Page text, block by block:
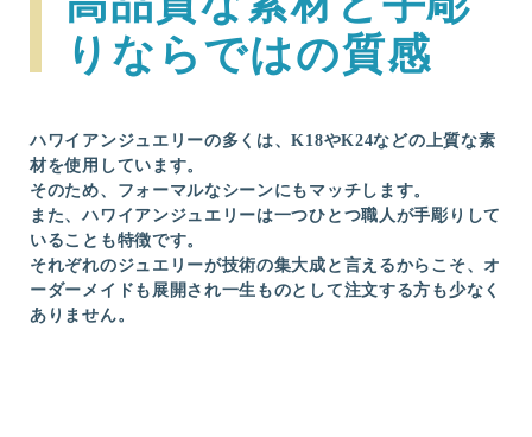
りならではの質感
ハワイアンジュエリーの多くは、K18やK24などの上質な素
材を使用しています。
そのため、フォーマルなシーンにもマッチします。
また、ハワイアンジュエリーは一つひとつ職人が手彫りして
いることも特徴です。
それぞれのジュエリーが技術の集大成と言えるからこそ、オ
ーダーメイドも展開され一生ものとして注文する方も少なく
ありません。